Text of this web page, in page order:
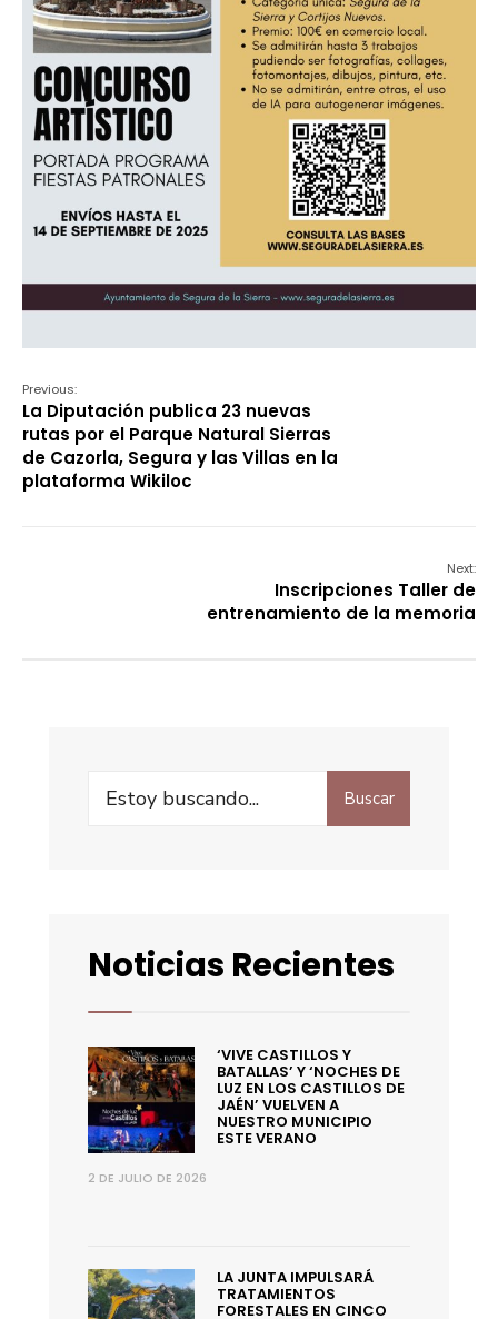
Previous:
La Diputación publica 23 nuevas
rutas por el Parque Natural Sierras
de Cazorla, Segura y las Villas en la
plataforma Wikiloc
Next:
Inscripciones Taller de
entrenamiento de la memoria
Buscar
Noticias Recientes
‘VIVE CASTILLOS Y
BATALLAS’ Y ‘NOCHES DE
LUZ EN LOS CASTILLOS DE
JAÉN’ VUELVEN A
NUESTRO MUNICIPIO
ESTE VERANO
2 DE JULIO DE 2026
LA JUNTA IMPULSARÁ
TRATAMIENTOS
FORESTALES EN CINCO